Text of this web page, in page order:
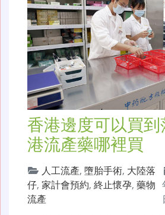
香港邊度可以買
港流產藥哪裡買
人工流產, 墮胎手術, 大陸落
仔, 家計會預約, 終止懷孕, 藥物
流產